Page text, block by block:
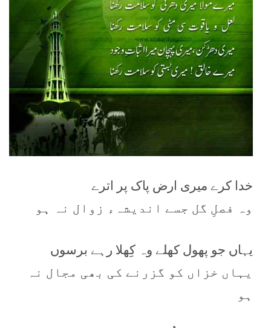
خدا کرے میری ارض پاک پر اترے
وہ فصلِ گل جسے اندیشہء زوال نہ ہو
یہاں جو پھول کھلے وہ کِھلا رہے برسوں
یہاں خزاں کو گزرنے کی بھی مجال نہ
ہو